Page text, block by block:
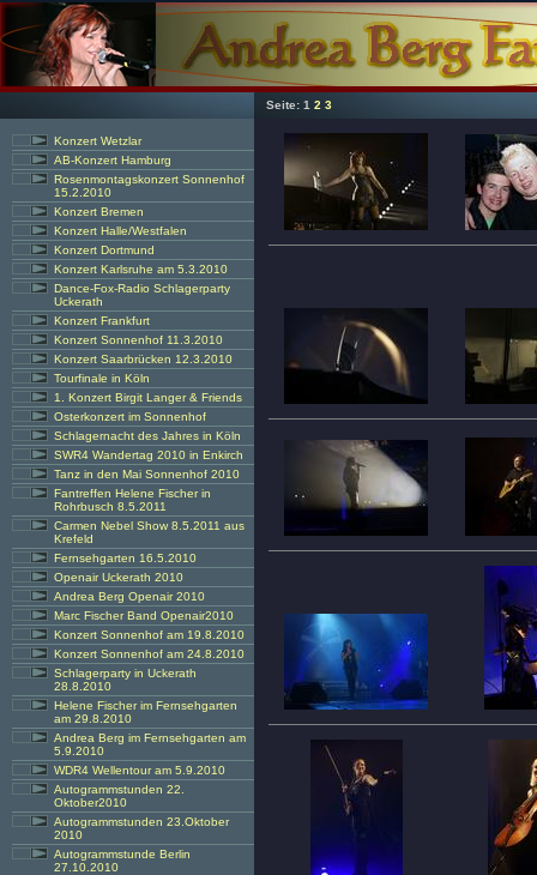
Seite: 1 2 3
Konzert Wetzlar
AB-Konzert Hamburg
Rosenmontagskonzert Sonnenhof
15.2.2010
Konzert Bremen
Konzert Halle/Westfalen
Konzert Dortmund
Konzert Karlsruhe am 5.3.2010
Dance-Fox-Radio Schlagerparty
Uckerath
Konzert Frankfurt
Konzert Sonnenhof 11.3.2010
Konzert Saarbrücken 12.3.2010
Tourfinale in Köln
1. Konzert Birgit Langer & Friends
Osterkonzert im Sonnenhof
Schlagernacht des Jahres in Köln
SWR4 Wandertag 2010 in Enkirch
Tanz in den Mai Sonnenhof 2010
Fantreffen Helene Fischer in
Rohrbusch 8.5.2011
Carmen Nebel Show 8.5.2011 aus
Krefeld
Fernsehgarten 16.5.2010
Openair Uckerath 2010
Andrea Berg Openair 2010
Marc Fischer Band Openair2010
Konzert Sonnenhof am 19.8.2010
Konzert Sonnenhof am 24.8.2010
Schlagerparty in Uckerath
28.8.2010
Helene Fischer im Fernsehgarten
am 29.8.2010
Andrea Berg im Fernsehgarten am
5.9.2010
WDR4 Wellentour am 5.9.2010
Autogrammstunden 22.
Oktober2010
Autogrammstunden 23.Oktober
2010
Autogrammstunde Berlin
27.10.2010